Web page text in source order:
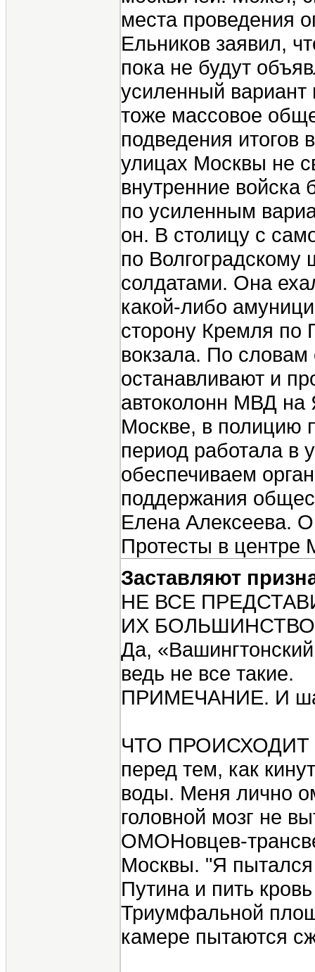
места проведения
Ельников заявил,
пока не будут
усиленный
тоже массовое
подведения итогов
улицах Москвы не
внутренние
по усиленным
он. В столицу с
по Волгоградскому
солдатами. Она
какой-либо
сторону Кремля по
вокзала. По словам
останавливают и
автоколонн МВД на
Москве, в полицию
период работала в
обеспечиваем
поддержания
Елена Алексеева.
Протесты в центре
Заставляют
НЕ ВСЕ
ИХ
Да,
ведь не все такие.
ПРИМЕЧАНИЕ. И
ЧТО ПРОИСХОДИТ В
перед тем, как
воды. Меня лично
головной мозг не
ОМОНовцев-
Москвы. "Я пытался
Путина и пить
Триумфальной
камере пытаются